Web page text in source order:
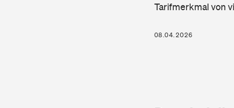
Tarifmerkmal von
08.04.2026